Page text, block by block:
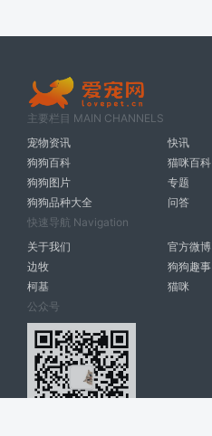
主要栏目 MAIN CHANNELS
宠物资讯
快讯
狗狗百科
猫咪百科
狗狗图片
专题
狗狗品种大全
问答
快速导航 Navigation
关于我们
官方微博
边牧
狗狗趣事
柯基
猫咪
公众号